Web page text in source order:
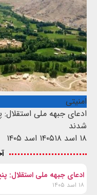
امنیتی
ادعای جبهه ملی استقلال:
شدند
۱۸ اسد ۱۴۰۵
۱۸ اسد ۱۴۰۵
ادعای جبهه ملی استقلال:
۱۸ اسد ۱۴۰۵